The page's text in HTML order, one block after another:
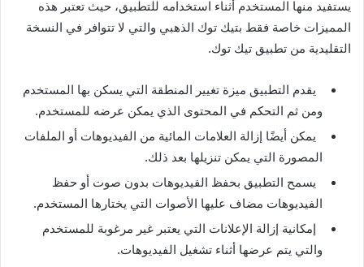
يستفيد منها المستخدم أثناء استخدامه للتطبيق، حيث تعتبر هذه
المميزات خاصة فقط بتيك توك الذهبي والتي لا تتوافر في النسخة
التقليدية من تطبيق تيك توك.
يقدم التطبيق ميزة تغيير المنطقة التي يسكن بها المستخدم
ومن ثم التحكم في المحتوى الذي يمكن عرضه للمستخدم.
يمكن أيضًا إزالة العلامات المائية من الفيديوهات أو الملفات
المصورة التي يمكن تنزيلها بعد ذلك.
يسمح التطبيق بحفظ الفيديوهات بدون صوت أو حفظ
الفيديوهات مضاف عليها الأصوات التي يختارها المستخدم.
إمكانية إزالة الإعلانات التي يعتبر غير مرغوبة للمستخدم
والتي يتم عرضها أثناء تشغيل الفيديوهات.